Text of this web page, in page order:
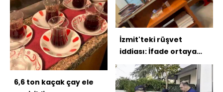
6,6 ton kaçak çay ele
İzmit'teki rüşvet
iddiası: İfade ortaya
çıktı